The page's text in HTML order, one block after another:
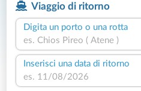
Viaggio di ritorno
Digita un porto o una rotta
Inserisci una data di ritorno